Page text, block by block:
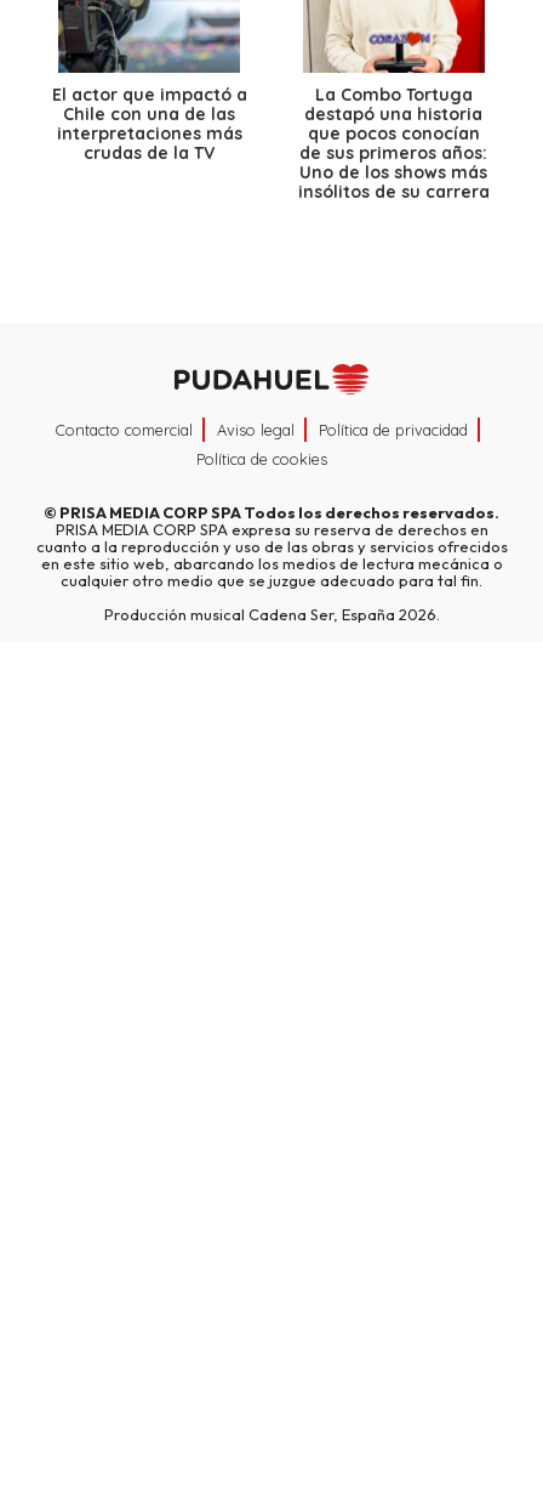
El actor que impactó a
Chile con una de las
interpretaciones más
crudas de la TV
La Combo Tortuga
destapó una historia
que pocos conocían
de sus primeros años:
Uno de los shows más
insólitos de su carrera
Contacto comercial Aviso legal
Política de privacidad
Política de cookies
© PRISA MEDIA CORP SPATodos los derechos reservados.
PRISA MEDIA CORP SPA expresa su reserva de derechos en
cuanto a la reproducción y uso de las obras y servicios ofrecidos
en este sitio web, abarcando los medios de lectura mecánica o
cualquier otro medio que se juzgue adecuado para tal fin.
Producción musical Cadena Ser, España 2026.